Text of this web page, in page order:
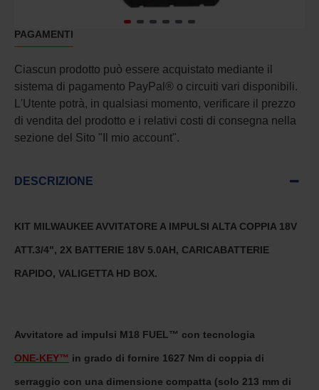
PAGAMENTI
Ciascun prodotto può essere acquistato mediante il
sistema di pagamento PayPal® o circuiti vari disponibili.
L'Utente potrà, in qualsiasi momento, verificare il prezzo
di vendita del prodotto e i relativi costi di consegna nella
sezione del Sito "Il mio account".
DESCRIZIONE
KIT MILWAUKEE AVVITATORE A IMPULSI ALTA COPPIA 18V
ATT.3/4", 2X BATTERIE 18V 5.0AH, CARICABATTERIE
RAPIDO, VALIGETTA HD BOX.
Avvitatore ad impulsi M18 FUEL™ con tecnologia
ONE-KEY™ in grado di fornire 1627 Nm di coppia di
serraggio con una dimensione compatta (solo 213 mm di